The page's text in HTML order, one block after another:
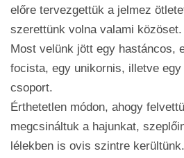
előre tervezgettük a jelmez
szerettünk volna valami közöset.
Most velünk jött egy hastáncos,
focista, egy unikornis, illetve egy
csoport.
Érthetetlen módon, ahogy
megcsináltuk a hajunkat,
lélekben is ovis szintre kerültünk.